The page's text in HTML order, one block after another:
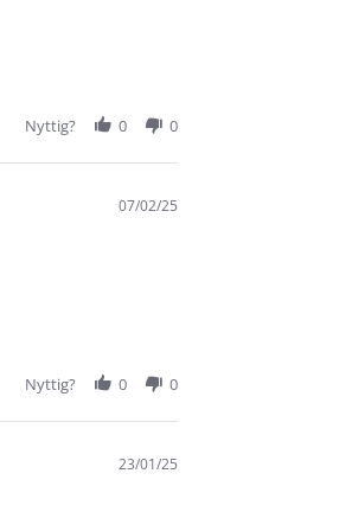
Nyttig? 0 0
07/02/25
Nyttig? 0 0
23/01/25